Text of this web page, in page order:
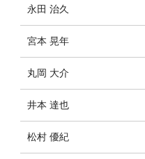
永田 治久
宮本 晃年
丸岡 大介
井本 達也
松村 優紀